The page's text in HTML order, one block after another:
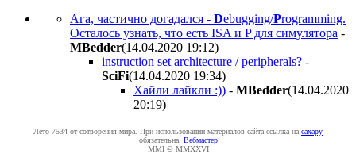
Ага, частично догадался - Debugging/Programming.
Осталось узнать, что есть ISA и P для симулятора -
MBedder(14.04.2020 19:12)
instruction set architecture / peripherals? -
SciFi(14.04.2020 19:34)
Хайли лайкли :)) - MBedder(14.04.2020
20:19)
Лето 7534 от сотворения мира. При использовании материалов сайта ссылка на caxapу
обязательна. Вебмастер
MMI © MMXXVI